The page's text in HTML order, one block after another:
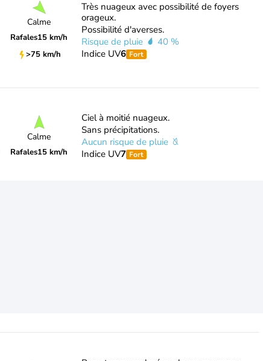
Calme
Rafales15 km/h
>75 km/h
Très nuageux avec possibilité de foyers
orageux.
Possibilité d'averses.
Risque de pluie
40 %
Indice UV6 Fort
Calme
Rafales15 km/h
Ciel à moitié nuageux.
Sans précipitations.
Aucun risque de pluie
Indice UV7 Fort